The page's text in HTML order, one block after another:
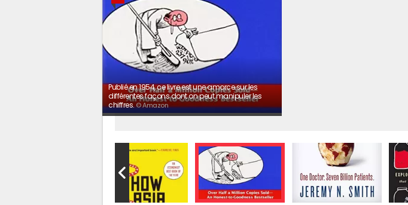
Publié en 1954, ce livre est une amorce sur les
différentes façons dont on peut manipuler les
chiffres.© Amazon